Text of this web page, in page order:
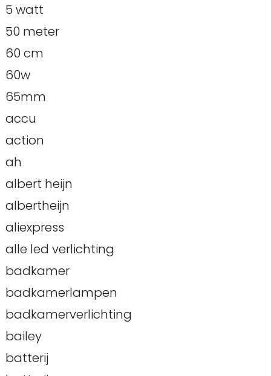
5 watt
50 meter
60 cm
60w
65mm
accu
action
ah
albert heijn
albertheijn
aliexpress
alle led verlichting
badkamer
badkamerlampen
badkamerverlichting
bailey
batterij